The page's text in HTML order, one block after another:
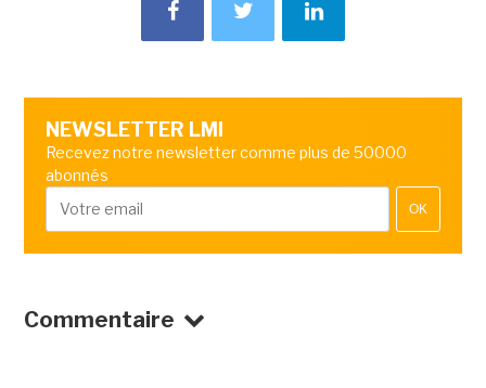
NEWSLETTER LMI
Recevez notre newsletter comme plus de 50000
abonnés
OK
Commentaire